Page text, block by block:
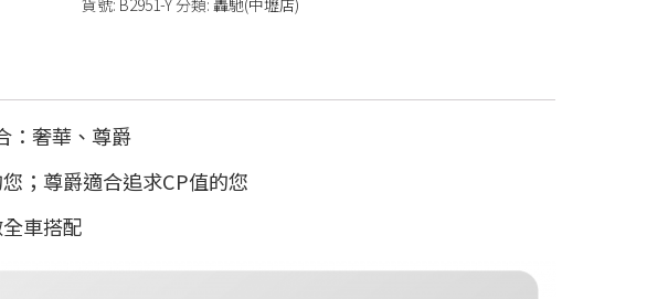
：奢華、尊爵
；尊爵適合追求CP值的您
車搭配